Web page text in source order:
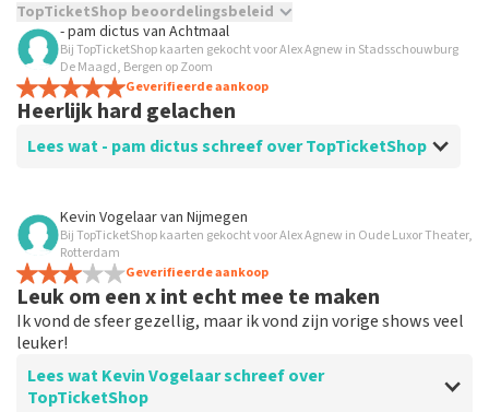
TopTicketShop beoordelingsbeleid
TopTicketShop verzamelt reviews van echte klanten. Het is
niet mogelijk om een review achter te laten als je geen
tickets hebt aangeschaft bij TopTicketShop. Reviews met
grof taalgebruik en/of onwaarheden worden niet geplaatst.
Het kan enkele weken duren voordat een review wordt
- pam dictus van Achtmaal
Bij TopTicketShop kaarten gekocht voor Alex Agnew in Stadsschouwburg
De Maagd, Bergen op Zoom
Geverifieerde aankoop
Heerlijk hard gelachen
Lees wat - pam dictus schreef over TopTicketShop
Beoordeling van - pam dictus over
Gewoon
Kevin Vogelaarvan Nijmegen
Bij TopTicketShop kaarten gekocht voor Alex Agnew in Oude Luxor Theater,
Rotterdam
Geverifieerde aankoop
Leuk om een x int echt mee te maken
Ik vond de sfeer gezellig, maar ik vond zijn vorige shows veel
leuker!
Lees wat Kevin Vogelaar schreef over
TopTicketShop